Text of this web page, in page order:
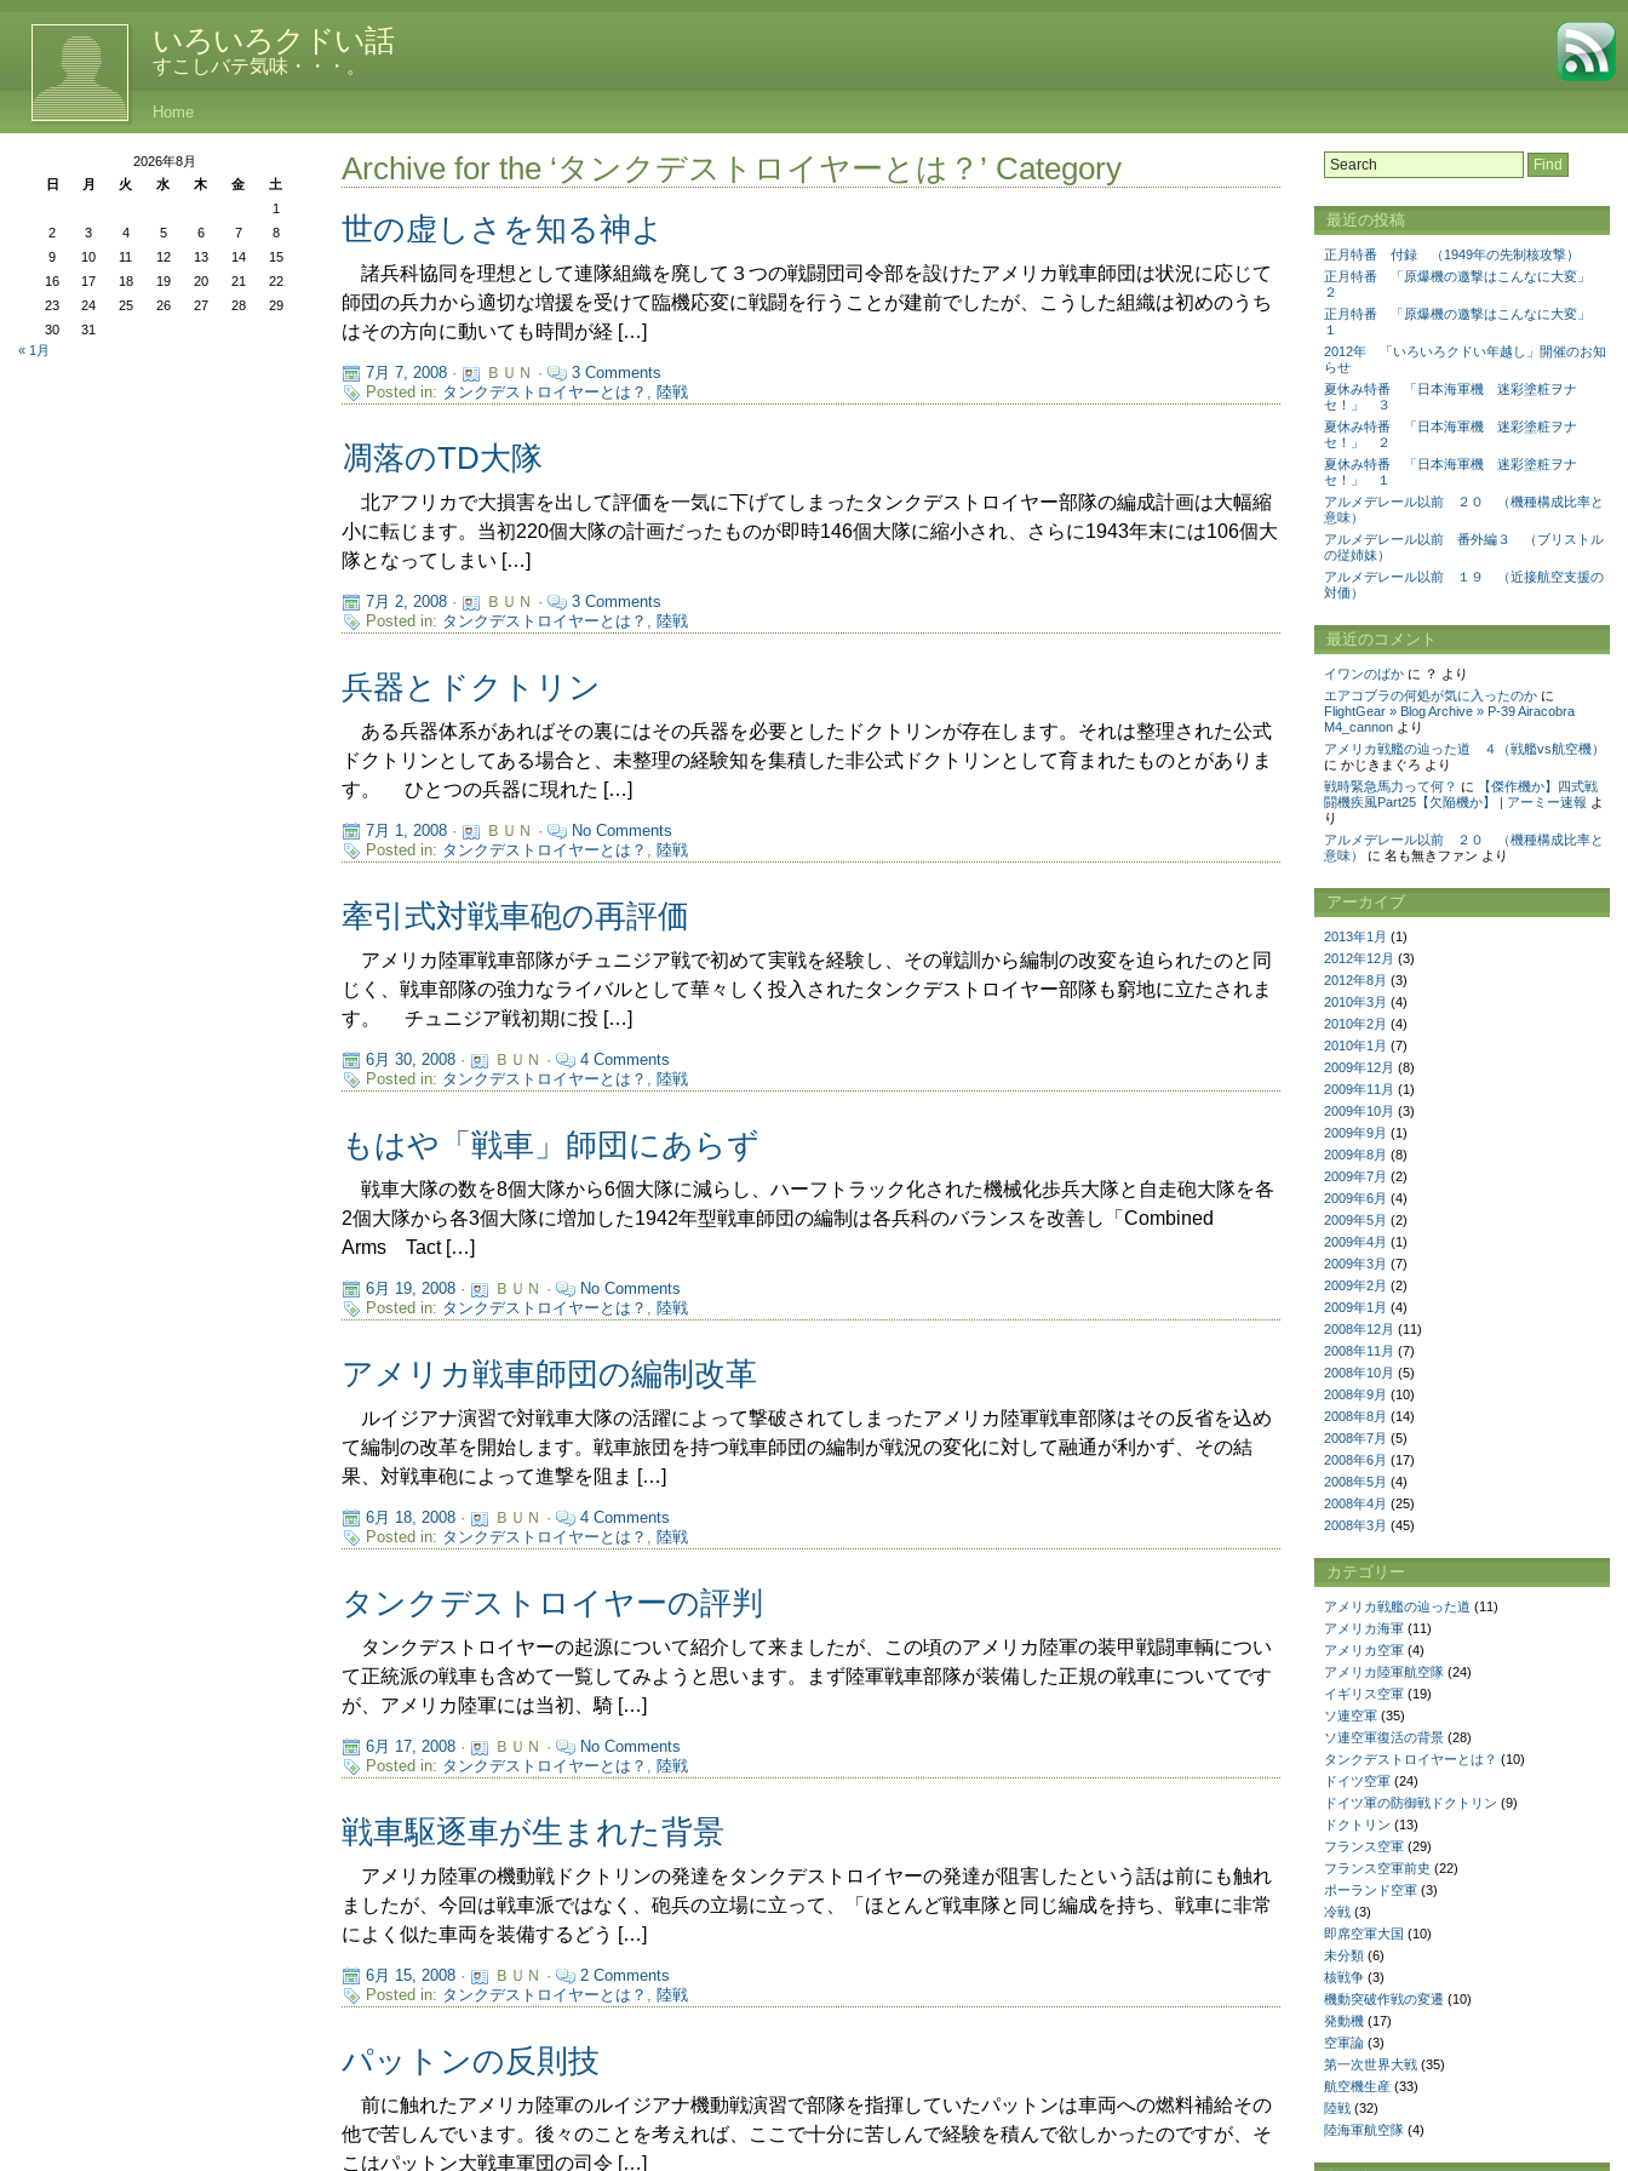
いろいろクドい話
すこしバテ気味・・・。
Home
Archive for the ‘タンクデストロイヤーとは？’ Category
世の虚しさを知る神よ
諸兵科協同を理想として連隊組織を廃して３つの戦闘団司令部を設けたアメリカ戦車師団は状況に応じて
師団の兵力から適切な増援を受けて臨機応変に戦闘を行うことが建前でしたが、こうした組織は初めのうち
はその方向に動いても時間が経 […]
7月 7, 2008 · ＢＵＮ ·
3 Comments
Posted in: タンクデストロイヤーとは？ , 陸戦
凋落のTD大隊
北アフリカで大損害を出して評価を一気に下げてしまったタンクデストロイヤー部隊の編成計画は大幅縮
小に転じます。当初220個大隊の計画だったものが即時146個大隊に縮小され、さらに1943年末には106個大
隊となってしまい […]
7月 2, 2008 · ＢＵＮ ·
3 Comments
Posted in: タンクデストロイヤーとは？ , 陸戦
兵器とドクトリン
ある兵器体系があればその裏にはその兵器を必要としたドクトリンが存在します。それは整理された公式
ドクトリンとしてある場合と、未整理の経験知を集積した非公式ドクトリンとして育まれたものとがありま
す。 ひとつの兵器に現れた […]
7月 1, 2008 · ＢＵＮ ·
No Comments
Posted in: タンクデストロイヤーとは？ , 陸戦
牽引式対戦車砲の再評価
アメリカ陸軍戦車部隊がチュニジア戦で初めて実戦を経験し、その戦訓から編制の改変を迫られたのと同
じく、戦車部隊の強力なライバルとして華々しく投入されたタンクデストロイヤー部隊も窮地に立たされま
す。 チュニジア戦初期に投 […]
6月 30, 2008 · ＢＵＮ ·
4 Comments
Posted in: タンクデストロイヤーとは？ , 陸戦
もはや「戦車」師団にあらず
戦車大隊の数を8個大隊から6個大隊に減らし、ハーフトラック化された機械化歩兵大隊と自走砲大隊を各
2個大隊から各3個大隊に増加した1942年型戦車師団の編制は各兵科のバランスを改善し「Combined
Arms Tact […]
6月 19, 2008 · ＢＵＮ ·
No Comments
Posted in: タンクデストロイヤーとは？ , 陸戦
アメリカ戦車師団の編制改革
ルイジアナ演習で対戦車大隊の活躍によって撃破されてしまったアメリカ陸軍戦車部隊はその反省を込め
て編制の改革を開始します。戦車旅団を持つ戦車師団の編制が戦況の変化に対して融通が利かず、その結
果、対戦車砲によって進撃を阻ま […]
6月 18, 2008 · ＢＵＮ ·
4 Comments
Posted in: タンクデストロイヤーとは？ , 陸戦
タンクデストロイヤーの評判
タンクデストロイヤーの起源について紹介して来ましたが、この頃のアメリカ陸軍の装甲戦闘車輌につい
て正統派の戦車も含めて一覧してみようと思います。まず陸軍戦車部隊が装備した正規の戦車についてです
が、アメリカ陸軍には当初、騎 […]
6月 17, 2008 · ＢＵＮ ·
No Comments
Posted in: タンクデストロイヤーとは？ , 陸戦
戦車駆逐車が生まれた背景
アメリカ陸軍の機動戦ドクトリンの発達をタンクデストロイヤーの発達が阻害したという話は前にも触れ
ましたが、今回は戦車派ではなく、砲兵の立場に立って、「ほとんど戦車隊と同じ編成を持ち、戦車に非常
によく似た車両を装備するどう […]
6月 15, 2008 · ＢＵＮ ·
2 Comments
Posted in: タンクデストロイヤーとは？ , 陸戦
パットンの反則技
前に触れたアメリカ陸軍のルイジアナ機動戦演習で部隊を指揮していたパットンは車両への燃料補給その
他で苦しんでいます。後々のことを考えれば、ここで十分に苦しんで経験を積んで欲しかったのですが、そ
こはパットン大戦車軍団の司令 […]
最近の投稿
正月特番 付録 （1949年の先制核攻撃）
正月特番 「原爆機の邀撃はこんなに大変」
２
正月特番 「原爆機の邀撃はこんなに大変」
１
2012年 「いろいろクドい年越し」開催のお知
らせ
夏休み特番 「日本海軍機 迷彩塗粧ヲナ
セ！」 ３
夏休み特番 「日本海軍機 迷彩塗粧ヲナ
セ！」 ２
夏休み特番 「日本海軍機 迷彩塗粧ヲナ
セ！」 １
アルメデレール以前 ２０ （機種構成比率と
意味）
アルメデレール以前 番外編３ （ブリストル
の従姉妹）
アルメデレール以前 １９ （近接航空支援の
対価）
最近のコメント
イワンのばかに ？
より
エアコブラの何処が気に入ったのかに
FlightGear » Blog Archive » P-39 Airacobra
M4_cannonより
アメリカ戦艦の辿った道 ４（戦艦vs航空機）
に かじきまぐろ より
戦時緊急馬力って何？ に
【傑作機か】四式戦
闘機疾風Part25【欠陥機か】 | アーミー速報 よ
り
アルメデレール以前 ２０ （機種構成比率と
意味）
に 名も無きファン より
アーカイブ
2013年1月 (1)
2012年12月 (3)
2012年8月 (3)
2010年3月 (4)
2010年2月 (4)
2010年1月 (7)
2009年12月 (8)
2009年11月 (1)
2009年10月 (3)
2009年9月 (1)
2009年8月 (8)
2009年7月 (2)
2009年6月 (4)
2009年5月 (2)
2009年4月 (1)
2009年3月 (7)
2009年2月 (2)
2009年1月 (4)
2008年12月 (11)
2008年11月 (7)
2008年10月 (5)
2008年9月 (10)
2008年8月 (14)
2008年7月 (5)
2008年6月 (17)
2008年5月 (4)
2008年4月 (25)
2008年3月 (45)
カテゴリー
アメリカ戦艦の辿った道 (11)
アメリカ海軍(11)
アメリカ空軍(4)
アメリカ陸軍航空隊(24)
イギリス空軍(19)
ソ連空軍(35)
ソ連空軍復活の背景(28)
タンクデストロイヤーとは？ (10)
ドイツ空軍(24)
ドイツ軍の防御戦ドクトリン (9)
ドクトリン (13)
フランス空軍(29)
フランス空軍前史 (22)
ポーランド空軍(3)
冷戦(3)
即席空軍大国 (10)
未分類(6)
核戦争(3)
機動突破作戦の変遷 (10)
発動機(17)
空軍論(3)
第一次世界大戦(35)
航空機生産(33)
陸戦(32)
陸海軍航空隊(4)
2026年8月
日
月 火 水 木 金
土
1
2
3 4 5 6 7
8
9
10 11 12 13 14
15
16
17 18 19 20 21
22
23
24 25 26 27 28
29
30
31
« 1月